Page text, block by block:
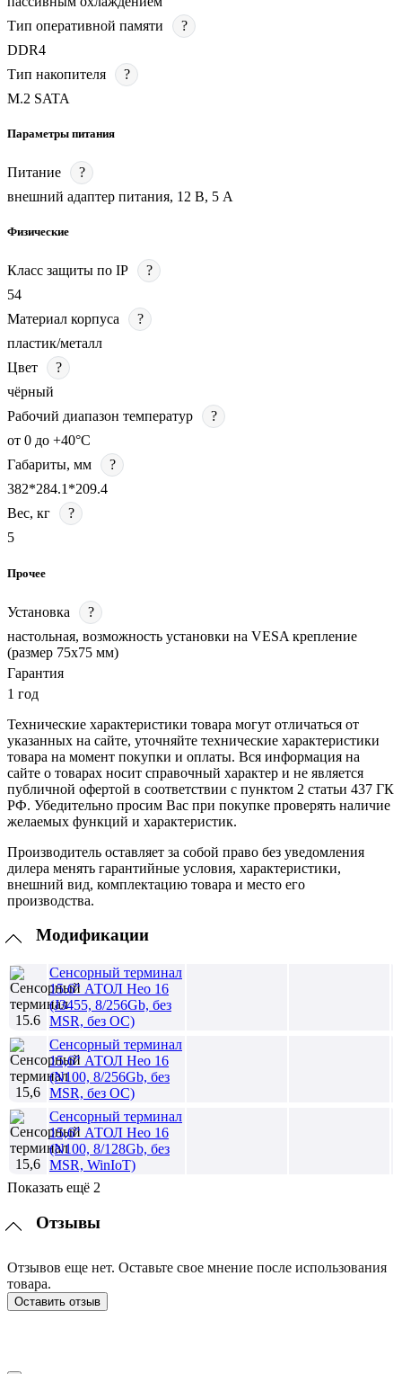
Тип оперативной памяти
?
DDR4
Тип накопителя
?
M.2 SATA
Параметры питания
Питание
?
внешний адаптер питания, 12 В, 5 А
Физические
Класс защиты по IP
?
54
Материал корпуса
?
пластик/металл
Цвет
?
чёрный
Рабочий диапазон температур
?
от 0 до +40°С
Габариты, мм
?
382*284.1*209.4
Вес, кг
?
5
Прочее
Установка
?
настольная, возможность установки на VESA крепление
(размер 75х75 мм)
Гарантия
1 год
Технические характеристики товара могут отличаться от
указанных на сайте, уточняйте технические характеристики
товара на момент покупки и оплаты. Вся информация на
сайте о товарах носит справочный характер и не является
публичной офертой в соответствии с пунктом 2 статьи 437 ГК
РФ. Убедительно просим Вас при покупке проверять наличие
желаемых функций и характеристик.
Производитель оставляет за собой право без уведомления
дилера менять гарантийные условия, характеристики,
внешний вид, комплектацию товара и место его
производства.
Модификации
Сенсорный терминал
15.6" АТОЛ Нео 16
(J3455, 8/256Gb, без
MSR, без ОС)
Сенсорный терминал
15,6" АТОЛ Нео 16
(N100, 8/256Gb, без
MSR, без ОС)
Сенсорный терминал
15,6" АТОЛ Нео 16
(N100, 8/128Gb, без
MSR, WinIoT)
Показать ещё 2
Отзывы
Отзывов еще нет. Оставьте свое мнение после использования
товара.
Оставить отзыв